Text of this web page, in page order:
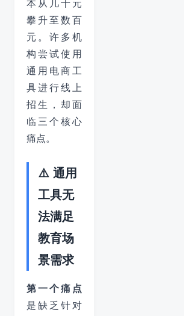
本从几十元
攀升至数百
元。许多机
构尝试使用
通用电商工
具进行线上
招生，却面
临三个核心
痛点。
⚠️ 通用
工具无
法满足
教育场
景需求
第一个痛点
是缺乏针对